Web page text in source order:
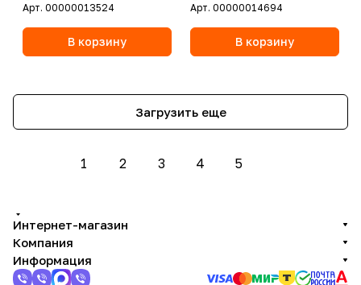
Арт. 00000013524
В корзину
Арт. 00000014694
В корзину
Загрузить еще
1 2 3 4 5
Интернет-магазин
Компания
Информация